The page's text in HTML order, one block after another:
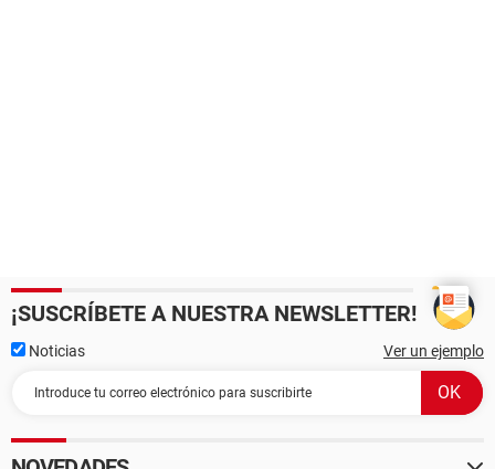
¡SUSCRÍBETE A NUESTRA NEWSLETTER!
Noticias Ver un ejemplo